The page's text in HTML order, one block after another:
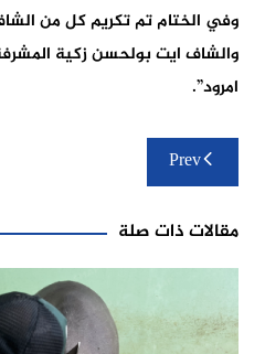
وفي الختام تم تكريم كل من
والشاف ايت بولحسن زكية
امرود”.
تصفّح
المقالات
Prev
مقالات ذات صلة